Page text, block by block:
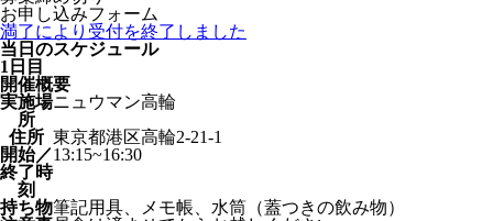
お申し込みフォーム
満了により受付を終了しました
当日のスケジュール
1日目
開催概要
実施場
所
ニュウマン高輪
住所 東京都港区高輪2-21-1
開始／
終了時
刻
13:15~16:30
持ち物筆記用具、メモ帳、水筒（蓋つきの飲み物）